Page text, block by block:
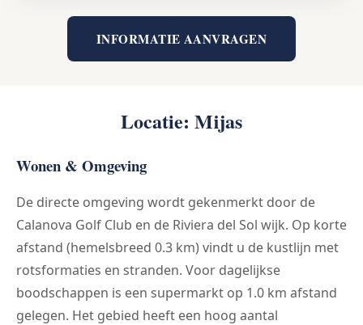
INFORMATIE AANVRAGEN
Locatie: Mijas
Wonen & Omgeving
De directe omgeving wordt gekenmerkt door de
Calanova Golf Club en de Riviera del Sol wijk. Op korte
afstand (hemelsbreed 0.3 km) vindt u de kustlijn met
rotsformaties en stranden. Voor dagelijkse
boodschappen is een supermarkt op 1.0 km afstand
gelegen. Het gebied heeft een hoog aantal